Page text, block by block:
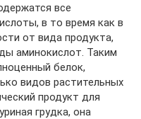
все
в то время как в
от вида продукта,
аминокислот. Таким
белок,
видов растительных
продукт для
грудка, она